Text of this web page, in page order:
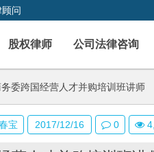
问
股权律师 公司法律咨询
委跨国经营人才并购培训班讲师
宝 2017/12/16 0